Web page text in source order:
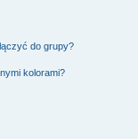
do grupy?
kolorami?